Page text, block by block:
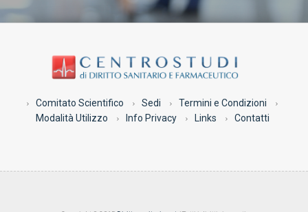
Comitato Scientifico Sedi
Termini e Condizioni
Modalità Utilizzo
Info Privacy Links Contatti